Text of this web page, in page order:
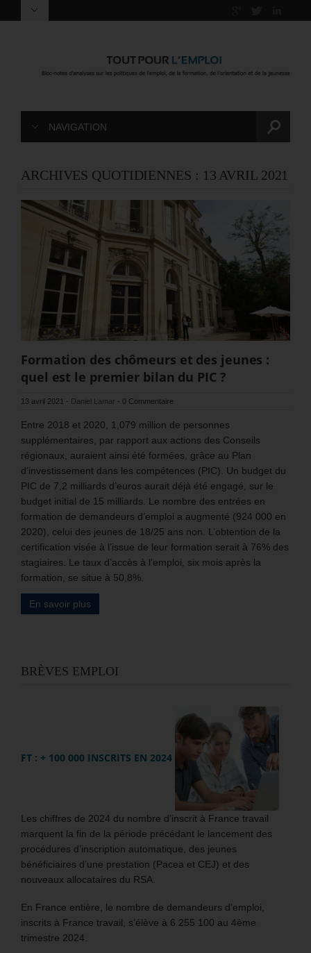
NAVIGATION
ARCHIVES QUOTIDIENNES : 13 AVRIL 2021
Formation des chômeurs et des jeunes :
quel est le premier bilan du PIC ?
13 avril 2021 - Daniel Lamar - 0 Commentaire
Entre 2018 et 2020, 1,079 million de personnes
supplémentaires, par rapport aux actions des Conseils
régionaux, auraient ainsi été formées, grâce au Plan
d’investissement dans les compétences (PIC). Un budget du
PIC de 7,2 milliards d’euros aurait déjà été engagé, sur le
budget initial de 15 milliards. Le nombre des entrées en
formation de demandeurs d’emploi a augmenté (924 000 en
2020), celui des jeunes de 18/25 ans non. L’obtention de la
certification visée à l’issue de leur formation serait à 76% des
stagiaires. Le taux d’accès à l’emploi, six mois après la
formation, se situe à 50,8%.
En savoir plus
BRÈVES EMPLOI
FT : + 100 000 INSCRITS EN 2024
Les chiffres de 2024 du nombre d’inscrit à France travail
marquent la fin de la période précédant le lancement des
procédures d’inscription automatique, des jeunes
bénéficiaires d’une prestation (Pacea et CEJ) et des
nouveaux allocataires du RSA.
En France entière, le nombre de demandeurs d’emploi,
inscrits à France travail, s’élève à 6 255 100 au 4ème
trimestre 2024.